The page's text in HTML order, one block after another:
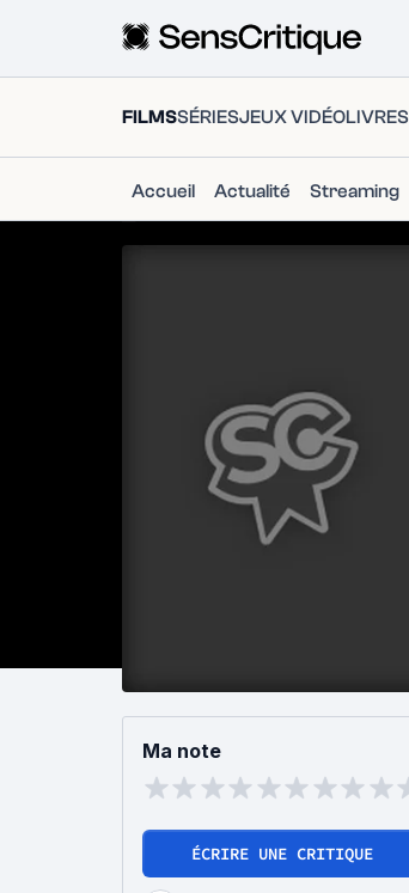
FILMSSÉRIESJEUX VIDÉOLIVRES
Accueil Actualité Streaming
Ma note
ÉCRIRE UNE CRITIQUE